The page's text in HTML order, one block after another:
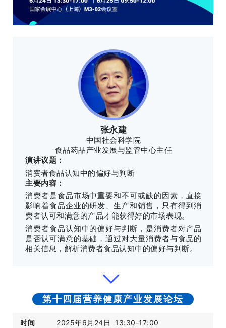
张永建
中国社会科学院
食品药品产业发展与监管中心主任
演讲议题：
消费者食品认知中的偏好与判断
主要内容：
消费者是食品市场中重要和不可或缺的因素，直接
影响着食品企业的研发、生产和销售，只有得到消
费者认可和满意的产品才能获得好的市场表现。
消费者食品认知中的偏好与判断，是消费者对产品
是否认可满意的基础，通过对大量消费者与食品的
相关信息，解析消费者食品认知中的偏好与判断。
第十四届营养健康产业发展论坛
时间
2025年6月24日 13:30-17:00